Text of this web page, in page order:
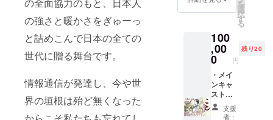
の強さと暖かさをぎゅーっ
と詰めこんで日本の全ての
世代に贈る舞台です。
情報通信が発達し、今や世
界の垣根は殆ど無くなった
り３人
前 ・出
員の集
合写真
・お礼
のメッ
セージ
を
選
択
す
る
100
,00
0 円
残り20
・メイ
ンキャ
ストサ
イン入
りＤＶ
支援
者：